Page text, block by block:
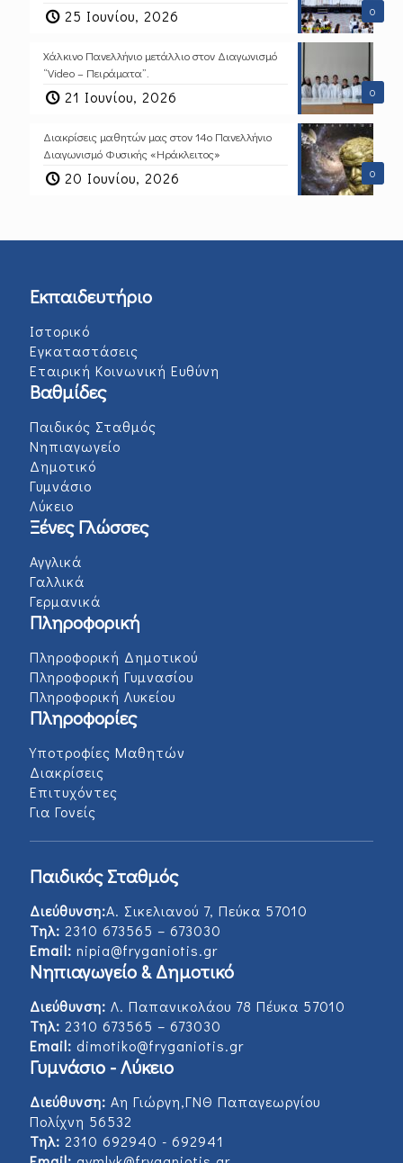
0
25 Ιουνίου, 2026
0
Χάλκινο Πανελλήνιο μετάλλιο στον Διαγωνισμό
“Video – Πειράματα”.
21 Ιουνίου, 2026
0
Διακρίσεις μαθητών μας στον 14ο Πανελλήνιο
Διαγωνισμό Φυσικής «Ηράκλειτος»
20 Ιουνίου, 2026
Εκπαιδευτήριο
Ιστορικό
Εγκαταστάσεις
Εταιρική Κοινωνική Ευθύνη
Βαθμίδες
Παιδικός Σταθμός
Νηπιαγωγείο
Δημοτικό
Γυμνάσιο
Λύκειο
Ξένες Γλώσσες
Αγγλικά
Γαλλικά
Γερμανικά
Πληροφορική
Πληροφορική Δημοτικού
Πληροφορική Γυμνασίου
Πληροφορική Λυκείου
Πληροφορίες
Υποτροφίες Μαθητών
Διακρίσεις
Επιτυχόντες
Για Γονείς
Παιδικός Σταθμός
Διεύθυνση:Α. Σικελιανού 7, Πεύκα 57010
Τηλ: 2310 673565 – 673030
Email: nipia@fryganiotis.gr
Νηπιαγωγείο & Δημοτικό
Διεύθυνση: Λ. Παπανικολάου 78 Πέυκα 57010
Τηλ: 2310 673565 – 673030
Email: dimotiko@fryganiotis.gr
Γυμνάσιο - Λύκειο
Διεύθυνση: Αη Γιώργη,ΓΝΘ Παπαγεωργίου
Πολίχνη 56532
Τηλ: 2310 692940 - 692941